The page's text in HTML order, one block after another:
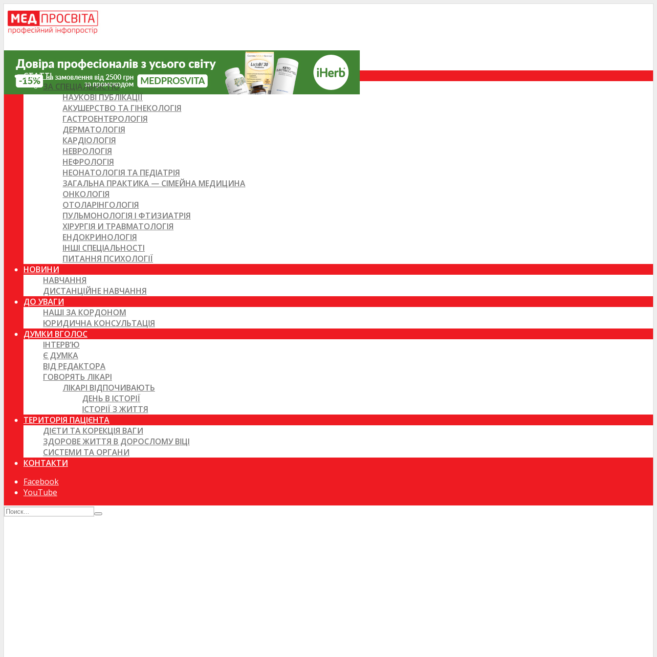
СТАТТІ
ЗА СПЕЦІАЛЬНІСТЮ
НАУКОВІ ПУБЛІКАЦІЇ
АКУШЕРСТВО ТА ГІНЕКОЛОГІЯ
ГАСТРОЕНТЕРОЛОГІЯ
ДЕРМАТОЛОГІЯ
КАРДІОЛОГІЯ
НЕВРОЛОГІЯ
НЕФРОЛОГІЯ
НЕОНАТОЛОГІЯ ТА ПЕДІАТРІЯ
ЗАГАЛЬНА ПРАКТИКА — СІМЕЙНА МЕДИЦИНА
ОНКОЛОГІЯ
ОТОЛАРІНГОЛОГІЯ
ПУЛЬМОНОЛОГІЯ І ФТИЗИАТРІЯ
ХІРУРГІЯ И ТРАВМАТОЛОГІЯ
ЕНДОКРИНОЛОГІЯ
ІНШІ СПЕЦІАЛЬНОСТІ
ПИТАННЯ ПСИХОЛОГІЇ
НОВИНИ
НАВЧАННЯ
ДИСТАНЦІЙНЕ НАВЧАННЯ
ДО УВАГИ
НАШІ ЗА КОРДОНОМ
ЮРИДИЧНА КОНСУЛЬТАЦІЯ
ДУМКИ ВГОЛОС
ІНТЕРВ’Ю
Є ДУМКА
ВІД РЕДАКТОРА
ГОВОРЯТЬ ЛІКАРІ
ЛІКАРІ ВІДПОЧИВАЮТЬ
ДЕНЬ В ІСТОРІЇ
ІСТОРІЇ З ЖИТТЯ
ТЕРИТОРІЯ ПАЦІЄНТА
ДІЄТИ ТА КОРЕКЦІЯ ВАГИ
ЗДОРОВЕ ЖИТТЯ В ДОРОСЛОМУ ВІЦІ
СИСТЕМИ ТА ОРГАНИ
КОНТАКТИ
Facebook
YouTube